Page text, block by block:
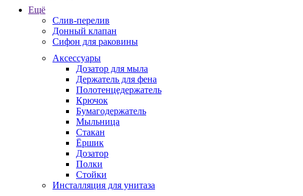
Ещё
Слив-перелив
Донный клапан
Сифон для раковины
Аксессуары
Дозатор для мыла
Держатель для фена
Полотенцедержатель
Крючок
Бумагодержатель
Мыльница
Стакан
Ёршик
Дозатор
Полки
Стойки
Инсталляция для унитаза